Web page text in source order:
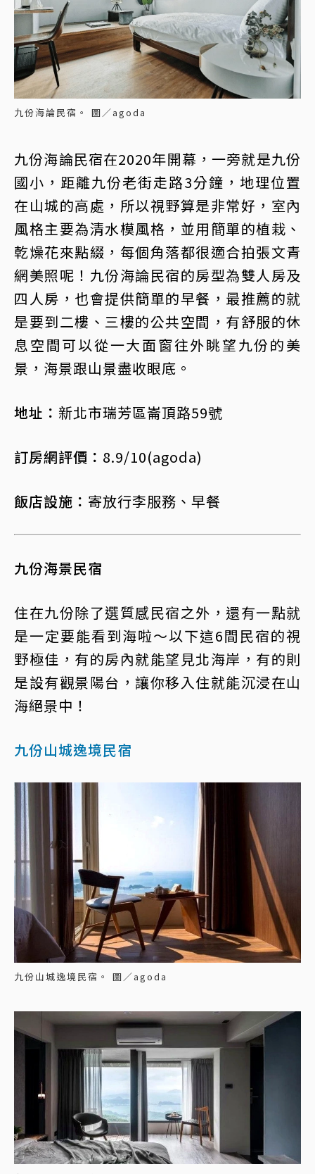
九份海論民宿。 圖／agoda
九份海論民宿在2020年開幕，一旁就是九份
國小，距離九份老街走路3分鐘，地理位置
在山城的高處，所以視野算是非常好，室內
風格主要為清水模風格，並用簡單的植栽、
乾燥花來點綴，每個角落都很適合拍張文青
網美照呢！九份海論民宿的房型為雙人房及
四人房，也會提供簡單的早餐，最推薦的就
是要到二樓、三樓的公共空間，有舒服的休
息空間可以從一大面窗往外眺望九份的美
景，海景跟山景盡收眼底。
地址： 新北市瑞芳區崙頂路59號
訂房網評價： 8.9/10(agoda)
飯店設施： 寄放行李服務、早餐
九份海景民宿
住在九份除了選質感民宿之外，還有一點就
是一定要能看到海啦～以下這6間民宿的視
野極佳，有的房內就能望見北海岸，有的則
是設有觀景陽台，讓你移入住就能沉浸在山
海絕景中！
九份山城逸境民宿
九份山城逸境民宿。 圖／agoda